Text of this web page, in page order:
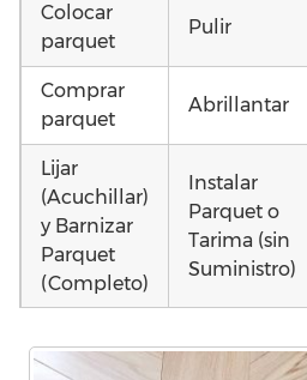
Colocar
parquet
Pulir
Comprar
parquet
Abrillantar
Lijar
(Acuchillar)
y Barnizar
Parquet
(Completo)
Instalar
Parquet o
Tarima (sin
Suministro)
parquet o
parquet o